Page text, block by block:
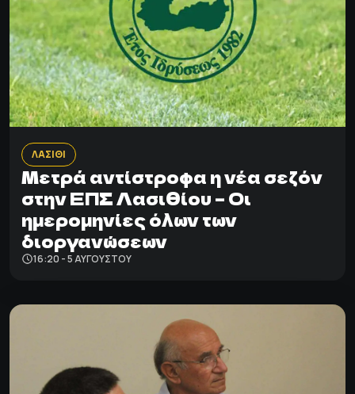
ΛΑΣΙΘΙ
Μετρά αντίστροφα η νέα σεζόν
στην ΕΠΣ Λασιθίου – Οι
ημερομηνίες όλων των
διοργανώσεων
16:20 - 5 ΑΥΓΟΎΣΤΟΥ